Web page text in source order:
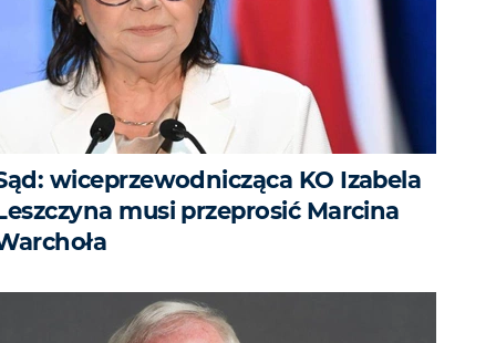
wiceprzewodnicząca KO Izabela
musi przeprosić Marcina